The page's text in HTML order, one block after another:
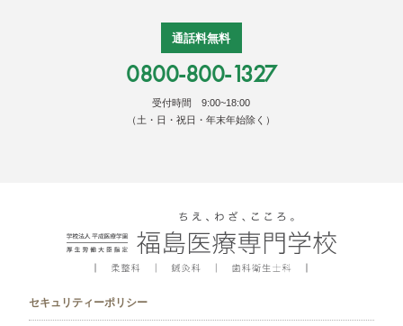
通話料無料
0800-800-1327
受付時間 9:00~18:00
（土・日・祝日・年末年始除く）
セキュリティーポリシー